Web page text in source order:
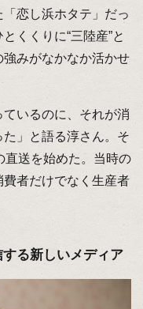
恋し浜ホタテ」だっ
くくりに“三陸産”と
みがなかなか活かせ
ているのに、それが消
」と語る淳さん。そ
直送を始めた。当時の
者だけでなく生産者
る新しいメディア